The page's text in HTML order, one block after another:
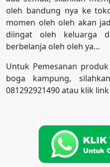
oleh bandung nya ke
momen oleh oleh akan
diingat oleh keluarga
berbelanja oleh oleh ya…
Untuk Pemesanan
boga kampung,
081292921490 atau klik